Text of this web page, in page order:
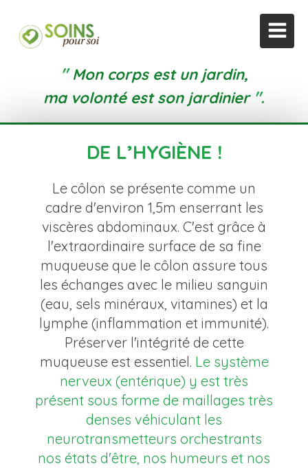
" Mon corps est un jardin,
ma volonté est son jardinier ".
DE L’HYGIÈNE !
Le côlon se présente comme un
cadre d'environ 1,5m enserrant les
viscères abdominaux. C'est grâce à
l'extraordinaire surface de sa fine
muqueuse que le côlon assure tous
les échanges avec le milieu sanguin
(eau, sels minéraux, vitamines) et la
lymphe (inflammation et immunité).
Préserver l'intégrité de cette
muqueuse est essentiel. Le système
nerveux (entérique) y est très
présent sous forme de maillages très
denses véhiculant les
neurotransmetteurs orchestrants
nos états d'être, nos humeurs et nos